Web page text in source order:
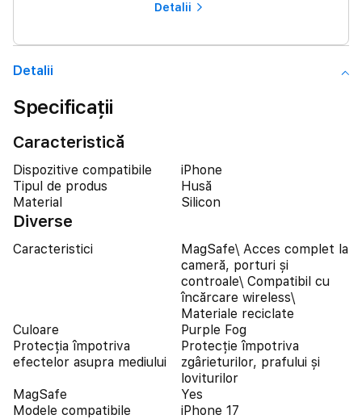
Detalii
Detalii
Specificații
Caracteristică
Dispozitive compatibile
iPhone
Tipul de produs
Husă
Material
Silicon
Diverse
Caracteristici
MagSafe\ Acces complet la
cameră, porturi și
controale\ Compatibil cu
încărcare wireless\
Materiale reciclate
Culoare
Purple Fog
Protecția împotriva
efectelor asupra mediului
Protecție împotriva
zgârieturilor, prafului și
loviturilor
MagSafe
Yes
Modele compatibile
iPhone 17